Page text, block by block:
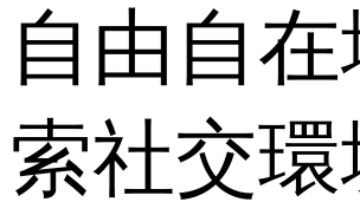
自由自
索社交環